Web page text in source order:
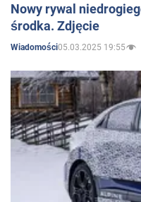
Nowy rywal
środka. Zdjęcie
Wiadomości05.03.2025 19:55